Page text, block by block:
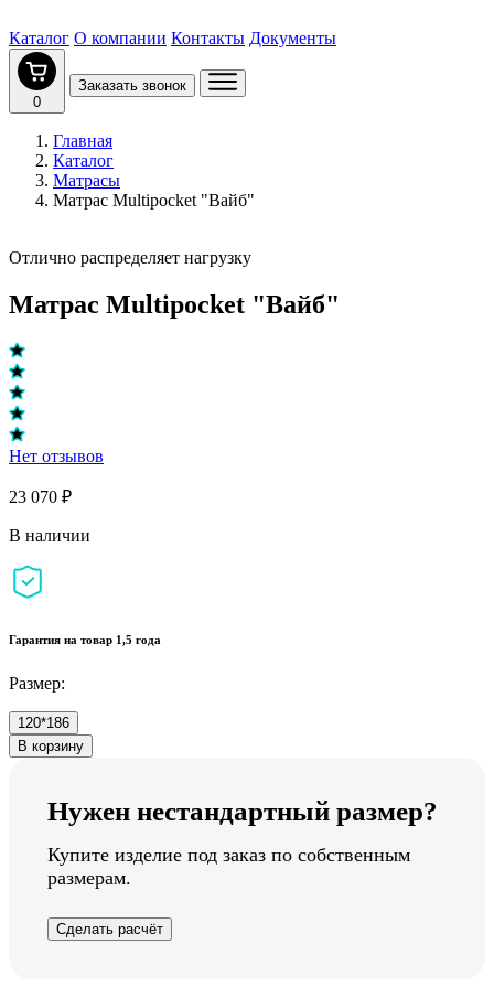
Каталог О компании Контакты Документы
0
Заказать звонок
Главная
Каталог
Матрасы
Матрас Multipocket "Вайб"
Отлично распределяет нагрузку
Матрас Multipocket "Вайб"
Нет отзывов
23 070 ₽
В наличии
Гарантия на товар 1,5 года
Размер:
120*186
В корзину
Нужен нестандартный размер?
Купите изделие под заказ по собственным
размерам.
Сделать расчёт